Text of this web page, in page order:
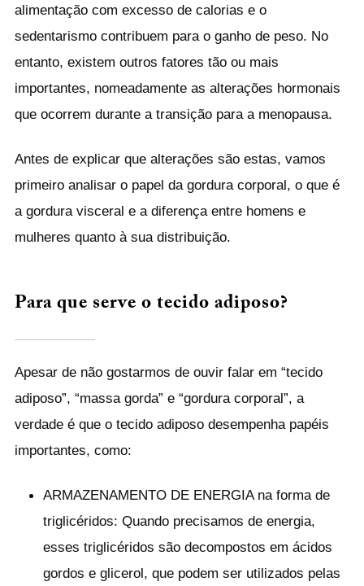
alimentação com excesso de calorias e o
sedentarismo contribuem para o ganho de peso. No
entanto, existem outros fatores tão ou mais
importantes, nomeadamente as alterações hormonais
que ocorrem durante a transição para a menopausa.
Antes de explicar que alterações são estas, vamos
primeiro analisar o papel da gordura corporal, o que é
a gordura visceral e a diferença entre homens e
mulheres quanto à sua distribuição.
Para que serve o tecido adiposo?
Apesar de não gostarmos de ouvir falar em “tecido
adiposo”, “massa gorda” e “gordura corporal”, a
verdade é que o tecido adiposo desempenha papéis
importantes, como:
ARMAZENAMENTO DE ENERGIA na forma de
triglicéridos: Quando precisamos de energia,
esses triglicéridos são decompostos em ácidos
gordos e glicerol, que podem ser utilizados pelas